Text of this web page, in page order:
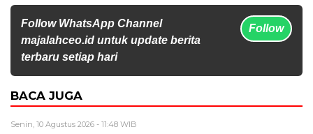
Follow WhatsApp Channel
majalahceo.id untuk update berita
terbaru setiap hari
Follow
BACA JUGA
Senin, 10 Agustus 2026 - 11:48 WIB